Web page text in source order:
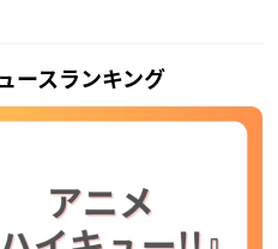
ースランキング